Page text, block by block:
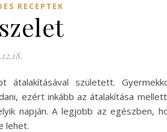
RECEPTEK
született.
ezért inkább az átalakítása
napján. A legjobb az egészben,
lehet.